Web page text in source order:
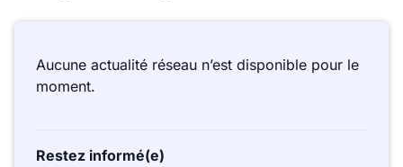
Aucune actualité réseau n’est disponible pour le
moment.
Restez informé(e)